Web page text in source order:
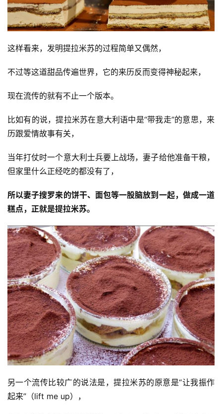
这样看来，发明提拉米苏的过程简单又偶然，
不过等这道甜品传遍世界，它的来历反而变得神秘起来，
现在流传的就有不止一个版本。
比如有的说，提拉米苏在意大利语中是“带我走”的意思，来
历跟爱情故事有关，
当年打仗时一个意大利士兵要上战场，妻子给他准备干粮，
但家里什么正经吃的都没有了，
所以妻子搜罗来的饼干、面包等一股脑放到一起，做成一道
糕点，正就是提拉米苏。
另一个流传比较广的说法是，提拉米苏的原意是“让我振作
起来”（lift me up），